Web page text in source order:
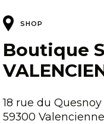
SHOP
Boutique
18 rue du Quesnoy
59300